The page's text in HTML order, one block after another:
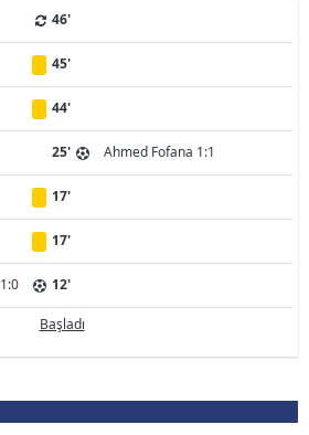
46'
45'
44'
25' Ahmed Fofana 1:1
17'
17'
1:0 12'
Başladı